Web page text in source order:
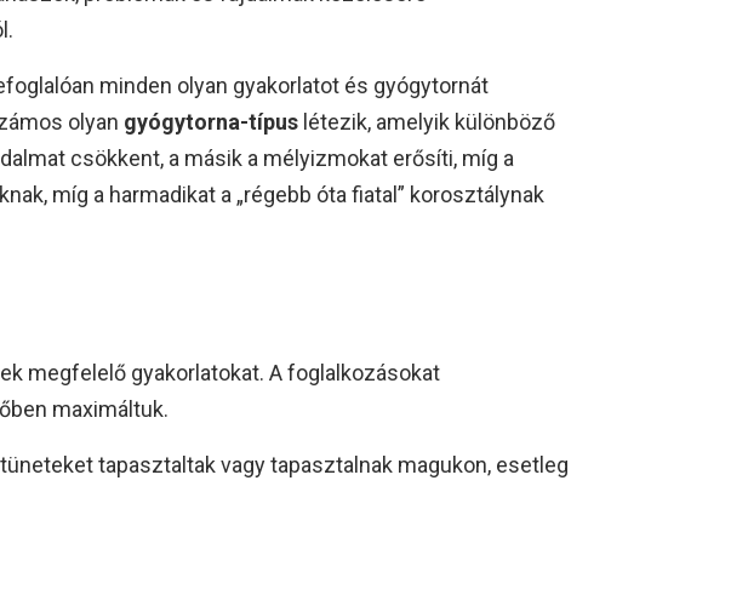
minden olyan gyakorlatot és gyógytornát
olyan gyógytorna-típus létezik, amelyik különböző
csökkent, a másik a mélyizmokat erősíti, míg a
míg a harmadikat a „régebb óta fiatal” korosztálynak
megfelelő gyakorlatokat. A foglalkozásokat
maximáltuk.
tapasztaltak vagy tapasztalnak magukon, esetleg